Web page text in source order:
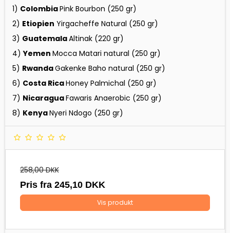
1) ColombiaPink Bourbon (250 gr)
2) Etiopien Yirgacheffe Natural (250 gr)
3) GuatemalaAltinak (220 gr)
4)Yemen Mocca Matari natural (250 gr)
5) RwandaGakenke Baho natural (250 gr)
6) Costa RicaHoney Palmichal (250 gr)
7) NicaraguaFawaris Anaerobic (250 gr)
8) KenyaNyeri Ndogo (250 gr)
258,00 DKK
Pris fra 245,10 DKK
Vis produkt